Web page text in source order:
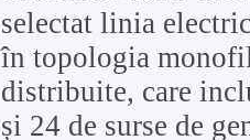
selectat linia
în topologia
distribuite, care
și 24 de surse de